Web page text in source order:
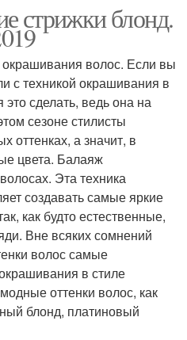
стрижки блонд.
волос. Если вы
с техникой окрашивания в
сделать, ведь она на
сезоне стилисты
оттенках, а значит, в
цвета. Балаяж
Эта техника
создавать самые яркие
как будто естественные,
Вне всяких сомнений
волос самые
в стиле
оттенки волос, как
блонд, платиновый